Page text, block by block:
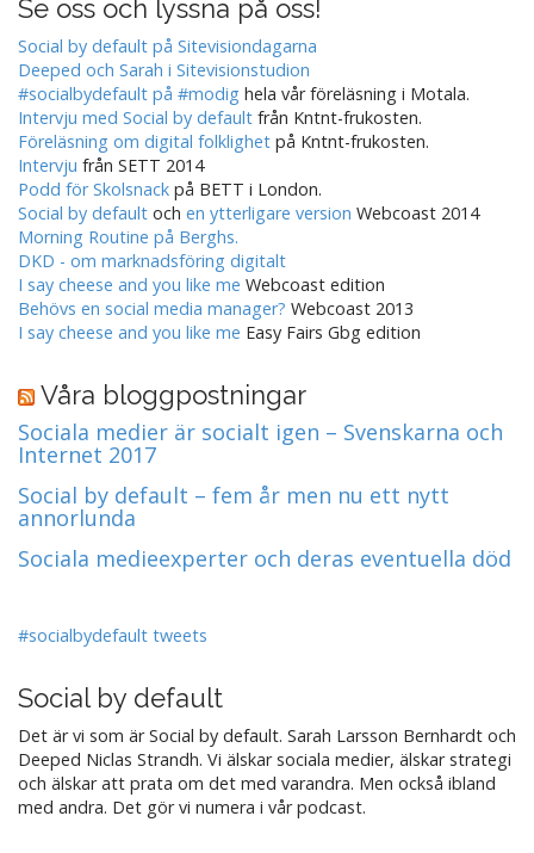
Se oss och lyssna på oss!
Social by default på Sitevisiondagarna
Deeped och Sarah i Sitevisionstudion
#socialbydefault på #modig hela vår föreläsning i Motala.
Intervju med Social by default från Kntnt-frukosten.
Föreläsning om digital folklighet på Kntnt-frukosten.
Intervju från SETT 2014
Podd för Skolsnack på BETT i London.
Social by default och en ytterligare version Webcoast 2014
Morning Routine på Berghs.
DKD - om marknadsföring digitalt
I say cheese and you like me Webcoast edition
Behövs en social media manager? Webcoast 2013
I say cheese and you like me Easy Fairs Gbg edition
Våra bloggpostningar
Sociala medier är socialt igen – Svenskarna och
Internet 2017
Social by default – fem år men nu ett nytt
annorlunda
Sociala medieexperter och deras eventuella död
#socialbydefault tweets
Social by default
Det är vi som är Social by default. Sarah Larsson Bernhardt och
Deeped Niclas Strandh. Vi älskar sociala medier, älskar strategi
och älskar att prata om det med varandra. Men också ibland
med andra. Det gör vi numera i vår podcast.